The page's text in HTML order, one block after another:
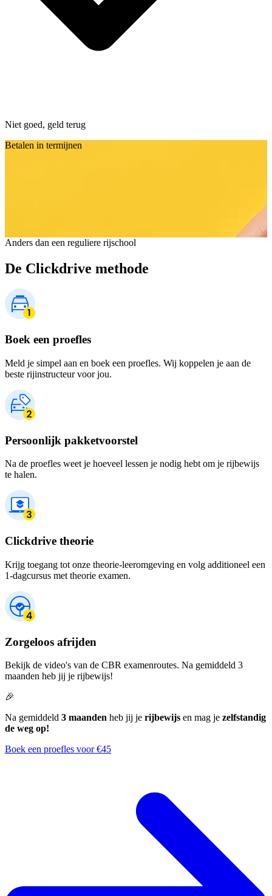
Niet goed, geld terug
Betalen in termijnen
Anders dan een reguliere rijschool
De Clickdrive methode
Boek een proefles
Meld je simpel aan en boek een proefles. Wij koppelen je aan de
beste rijinstructeur voor jou.
Persoonlijk pakketvoorstel
Na de proefles weet je hoeveel lessen je nodig hebt om je rijbewijs
te halen.
Clickdrive theorie
Krijg toegang tot onze theorie-leeromgeving en volg additioneel een
1-dagcursus met theorie examen.
Zorgeloos afrijden
Bekijk de video's van de CBR examenroutes. Na gemiddeld 3
maanden heb jij je rijbewijs!
🎉
Na gemiddeld 3 maanden heb jij je rijbewijs en mag je zelfstandig
de weg op!
Boek een proefles voor €45